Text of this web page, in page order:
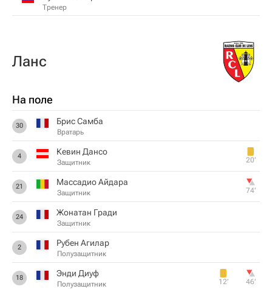
Тренер
Ланс
На поле
30 Брис Самба
Вратарь
4 Кевин Дансо
Защитник 20‎’‎
21 Массадио Айдара
Защитник 74‎’‎
24 Жонатан Гради
Защитник
2 Рубен Агилар
Полузащитник
18 Энди Диуф
Полузащитник 12‎’‎ 46‎’‎